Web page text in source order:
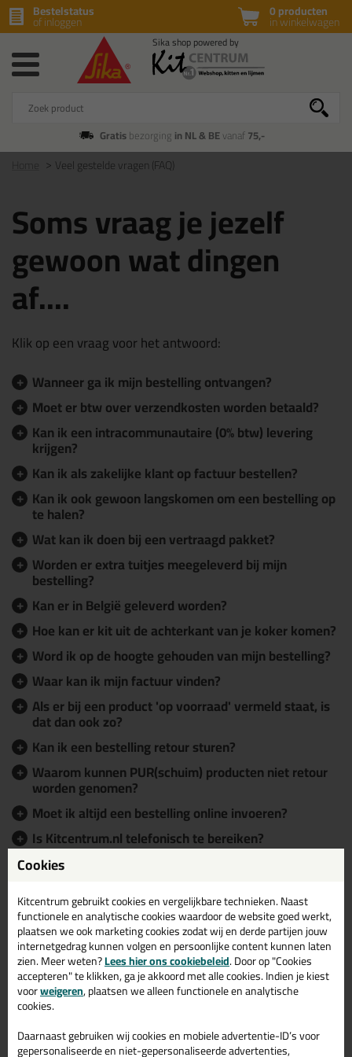
0 producten
in winkelwagen
Bestelstatus
of inloggen
Gratisbezorging in NL & BEvanaf75,-
Veel gestelde vragen (FAQ)
Soms vraag je jezelf
gewoon wat dingen
af....
Klik op een vraag voor het antwoord:
Wanneer ga ik mijn bestelling ontvangen?
Moet er btw over verzendkosten worden betaald?
Kan ik een intracommunautaire (0% btw) levering
krijgen?
Kan ik als zakelijke klant op factuur bestellen?
Kan ik ook gewoon langskomen om een bestelling op
te halen?
Wat kan ik doen bij een vertraagd pakket?
Worden er extra tuitjes meegeleverd bij mijn
bestelling?
Kan er in België geleverd worden?
Hoe kan er kit uit de achterkant van je koker komen?
Word ik op de hoogte gehouden van mijn bestelling?
Waar kan ik mijn factuur vinden?
Als er bij een product 'op voorraad' vermeld staat, is
dat dan ook zo?
Kan ik een bestelling retour sturen?
Waarom kunnen PUR(schuim) producten niet retour
worden genomen?
Moet ik altijd een bestelling online invoeren?
Is Kitcentrum.nl telefonisch te bereiken?
Door wie worden de pakketten bezorgd?
Is er ook een spoedservice mogelijk?
Hebben jullie ook een kortingscode?
Kan ik mijn BTW-nummer achteraf laten wijzigen op
een factuur?
Staat je vraag er niet tussen? Neem dan gerust
met ons op!
Cookies
Kitcentrum gebruikt cookies en vergelijkbare technieken. Naast
functionele en analytische cookies waardoor de website goed werkt,
plaatsen we ook marketing cookies zodat wij en derde partijen jouw
internetgedrag kunnen volgen en persoonlijke content kunnen laten
zien. Meer weten?Lees hier ons cookiebeleid. Door op "Cookies
accepteren" te klikken, ga je akkoord met alle cookies. Indien je kiest
voorweigeren, plaatsen we alleen functionele en analytische
cookies.
Daarnaast gebruiken wij cookies en mobiele advertentie-ID’s voor
gepersonaliseerde en niet-gepersonaliseerde advertenties,